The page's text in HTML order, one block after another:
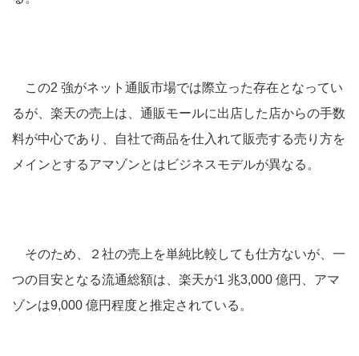
この2 強がネット通販市場では際立った存在となってい
るが、楽天の売上は、通販モールに出店した店からの手数
料が中心であり、自社で商品を仕入れて販売する売り方を
メインとするアマゾンとはビジネスモデルが異なる。
そのため、２社の売上を単純比較しても仕方ないが、一
つの目安となる流通総額は、楽天が1 兆3,000 億円、アマ
ゾンは9,000 億円程度と推定されている。